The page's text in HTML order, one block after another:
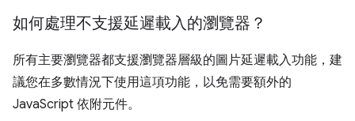
如何處理不支援延遲載入的瀏覽器？
所有主要瀏覽器都支援瀏覽器層級的圖片延遲載入功能，建
議您在多數情況下使用這項功能，以免需要額外的
JavaScript 依附元件。